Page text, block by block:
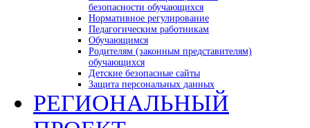
безопасности обучающихся
Нормативное регулирование
Педагогическим работникам
Обучающимся
Родителям (законным представителям)
обучающихся
Детские безопасные сайты
Защита персональных данных
РЕГИОНАЛЬНЫЙ